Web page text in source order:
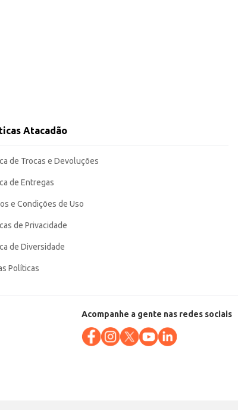
Atacadão
de Trocas e Devoluções
de Entregas
e Condições de Uso
de Privacidade
de Diversidade
Políticas
Acompanhe a gente nas redes sociais